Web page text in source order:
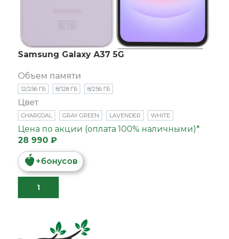
Samsung Galaxy A37 5G
Объем памяти
12/256 ГБ 8/128 ГБ 8/256 ГБ
Цвет
CHARCOAL GRAY GREEN LAVENDER WHITE
Цена по акции (оплата 100% наличными)*
28 990 ₽
+бонусов